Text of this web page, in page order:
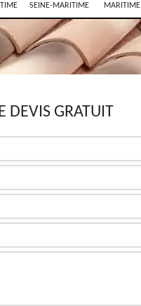
SEINE-MARITIME
MARITIME
DEVIS GRATUIT